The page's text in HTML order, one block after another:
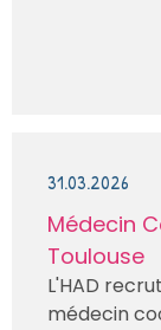
31.03.2026
Médecin
Toulouse
L'HAD
médecin